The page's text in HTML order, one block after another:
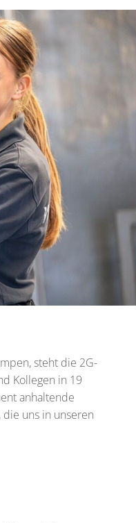
steht die 2G-
Kollegen in 19
anhaltende
uns in unseren